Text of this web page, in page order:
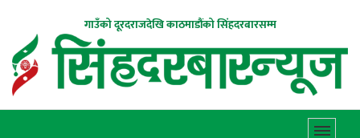
गाउँको दूरदराजदेखि काठमाडौंको सिंहदरबारसम्म